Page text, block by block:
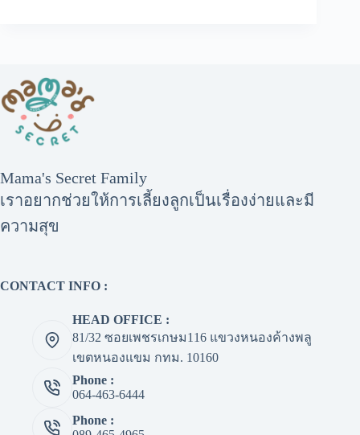
Mama's Secret Family
เราอยากช่วยให้การเลี้ยงลูกเป็นเรื่องง่ายและมี
ความสุข
CONTACT INFO :
HEAD OFFICE :
81/32 ซอยเพชรเกษม116 แขวงหนองค้างพลู
เขตหนองแขม กทม. 10160
Phone :
064-463-6444
Phone :